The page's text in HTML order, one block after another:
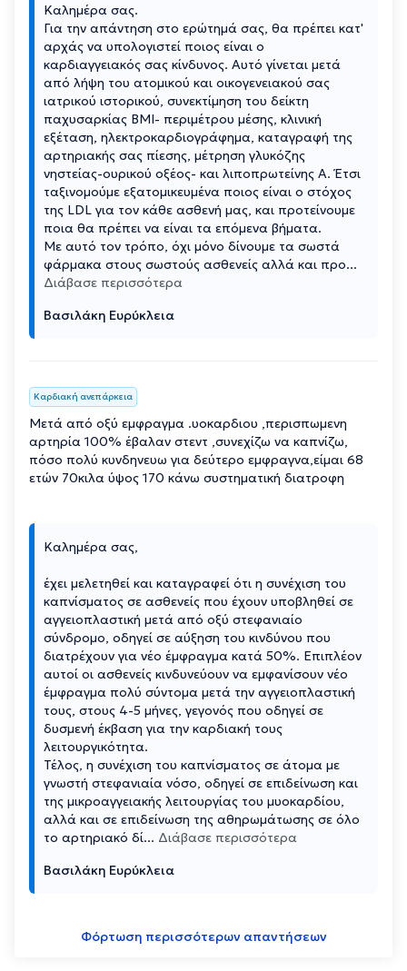
Καλημέρα σας.
Για την απάντηση στο ερώτημά σας, θα πρέπει κατ'
αρχάς να υπολογιστεί ποιος είναι ο
καρδιαγγειακός σας κίνδυνος. Αυτό γίνεται μετά
από λήψη του ατομικού και οικογενειακού σας
ιατρικού ιστορικού, συνεκτίμηση του δείκτη
παχυσαρκίας BMI- περιμέτρου μέσης, κλινική
εξέταση, ηλεκτροκαρδιογράφημα, καταγραφή της
αρτηριακής σας πίεσης, μέτρηση γλυκόζης
νηστείας-ουρικού οξέος- και λιποπρωτείνης Α. Έτσι
ταξινομούμε εξατομικευμένα ποιος είναι ο στόχος
της LDL για τον κάθε ασθενή μας, και προτείνουμε
ποια θα πρέπει να είναι τα επόμενα βήματα.
Με αυτό τον τρόπο, όχι μόνο δίνουμε τα σωστά
φάρμακα στους σωστούς ασθενείς αλλά και προ...
Διάβασε περισσότερα
Βασιλάκη Ευρύκλεια
Καρδιακή ανεπάρκεια
Μετά από οξύ εμφραγμα .υοκαρδιου ,περισπωμενη
αρτηρία 100% έβαλαν στεντ ,συνεχίζω να καπνίζω,
πόσο πολύ κυνδηνευω για δεύτερο εμφραγνα,είμαι 68
ετών 70κιλα ύψος 170 κάνω συστηματική διατροφη
Kαλημέρα σας,
έχει μελετηθεί και καταγραφεί ότι η συνέχιση του
καπνίσματος σε ασθενείς που έχουν υποβληθεί σε
αγγειοπλαστική μετά από οξύ στεφανιαίο
σύνδρομο, οδηγεί σε αύξηση του κινδύνου που
διατρέχουν για νέο έμφραγμα κατά 50%. Επιπλέον
αυτοί οι ασθενείς κινδυνεύουν να εμφανίσουν νέο
έμφραγμα πολύ σύντομα μετά την αγγειοπλαστική
τους, στους 4-5 μήνες, γεγονός που οδηγεί σε
δυσμενή έκβαση για την καρδιακή τους
λειτουργικότητα.
Τέλος, η συνέχιση του καπνίσματος σε άτομα με
γνωστή στεφανιαία νόσο, οδηγεί σε επιδείνωση και
της μικροαγγειακής λειτουργίας του μυοκαρδίου,
αλλά και σε επιδείνωση της αθηρωμάτωσης σε όλο
το αρτηριακό δί... Διάβασε περισσότερα
Βασιλάκη Ευρύκλεια
Φόρτωση περισσότερων απαντήσεων